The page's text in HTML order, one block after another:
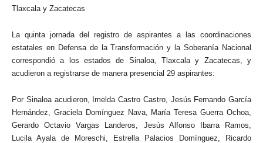
Tlaxcala y Zacatecas
La quinta jornada del registro de aspirantes a las coordinaciones
estatales en Defensa de la Transformación y la Soberanía Nacional
correspondió a los estados de Sinaloa, Tlaxcala y Zacatecas, y
acudieron a registrarse de manera presencial 29 aspirantes:
Por Sinaloa acudieron, Imelda Castro Castro, Jesús Fernando García
Hernández, Graciela Domínguez Nava, María Teresa Guerra Ochoa,
Gerardo Octavio Vargas Landeros, Jesús Alfonso Ibarra Ramos,
Lucila Ayala de Moreschi, ⁠Estrella Palacios Domínguez, ⁠Ricardo